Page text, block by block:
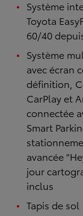
Système
Toyota
60/40
Système
avec écran
définition,
CarPlay et
connectée
Smart
avancée
jour
inclus
Tapis de sol